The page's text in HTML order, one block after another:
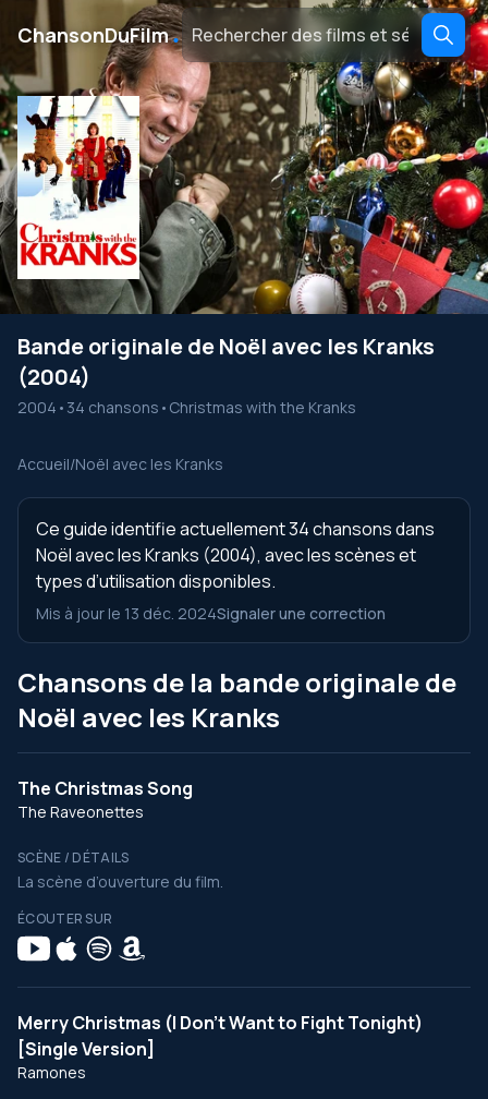
ChansonDuFilm․
Bande originale de Noël avec les Kranks
(2004)
2004 • 34 chansons • Christmas with the Kranks
Accueil/Noël avec les Kranks
Ce guide identifie actuellement 34 chansons dans
Noël avec les Kranks (2004), avec les scènes et
types d’utilisation disponibles.
Mis à jour le 13 déc. 2024Signaler une correction
Chansons de la bande originale de
Noël avec les Kranks
The Christmas Song
The Raveonettes
SCÈNE / DÉTAILS
La scène d’ouverture du film.
ÉCOUTER SUR
Merry Christmas (I Don't Want to Fight Tonight)
[Single Version]
Ramones